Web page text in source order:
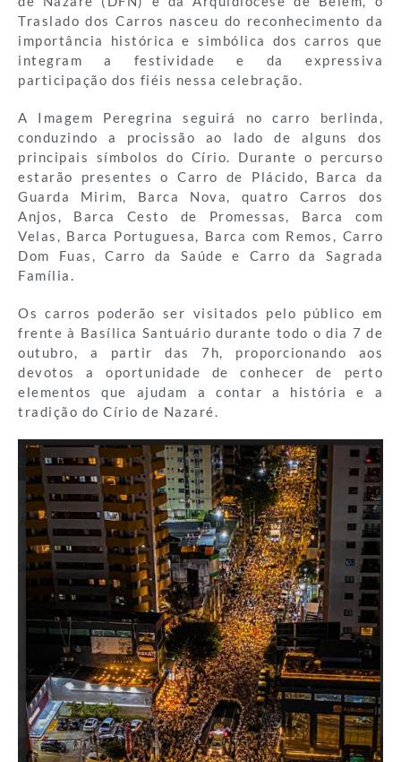
Traslado dos Carros nasceu do reconhecimento da
importância histórica e simbólica dos carros que
integram a festividade e da expressiva
participação dos fiéis nessa celebração.
A Imagem Peregrina seguirá no carro berlinda,
conduzindo a procissão ao lado de alguns dos
principais símbolos do Círio. Durante o percurso
estarão presentes o Carro de Plácido, Barca da
Guarda Mirim, Barca Nova, quatro Carros dos
Anjos, Barca Cesto de Promessas, Barca com
Velas, Barca Portuguesa, Barca com Remos, Carro
Dom Fuas, Carro da Saúde e Carro da Sagrada
Família.
Os carros poderão ser visitados pelo público em
frente à Basílica Santuário durante todo o dia 7 de
outubro, a partir das 7h, proporcionando aos
devotos a oportunidade de conhecer de perto
elementos que ajudam a contar a história e a
tradição do Círio de Nazaré.